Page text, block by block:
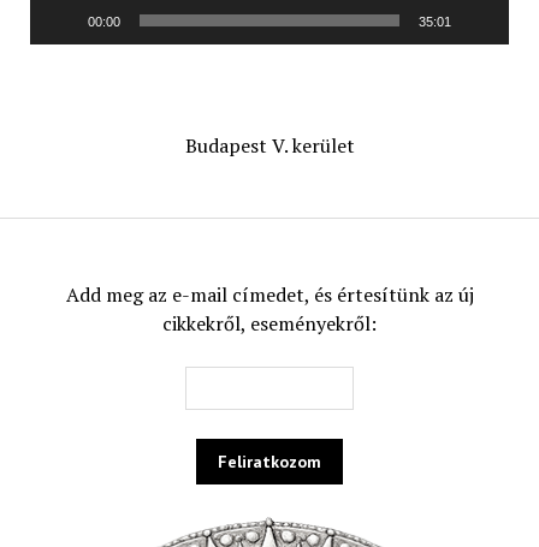
00:00 35:01
Budapest V. kerület
Add meg az e-mail címedet, és értesítünk az új
cikkekről, eseményekről: